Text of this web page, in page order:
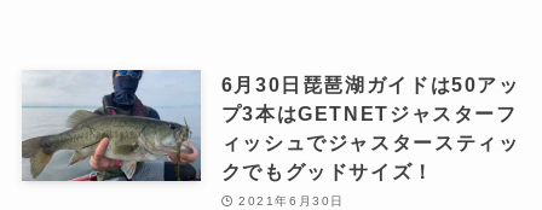
6月30日琵琶湖ガイドは50アッ
プ3本はGETNETジャスターフ
ィッシュでジャスタースティッ
クでもグッドサイズ！
2021年6月30日